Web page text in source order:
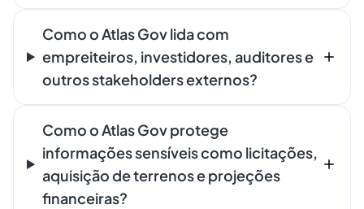
Como o Atlas Gov lida com
empreiteiros, investidores, auditores e
outros stakeholders externos?
Como o Atlas Gov protege
informações sensíveis como licitações,
aquisição de terrenos e projeções
financeiras?